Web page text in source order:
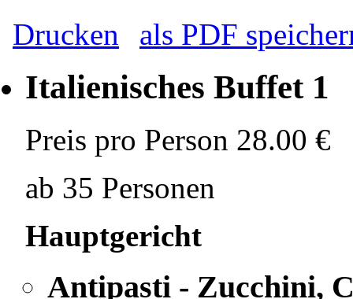
Drucken als PDF
Italienisches Buffet 1
Preis pro Person 28.00 €
ab 35 Personen
Hauptgericht
Antipasti - Zucchini,